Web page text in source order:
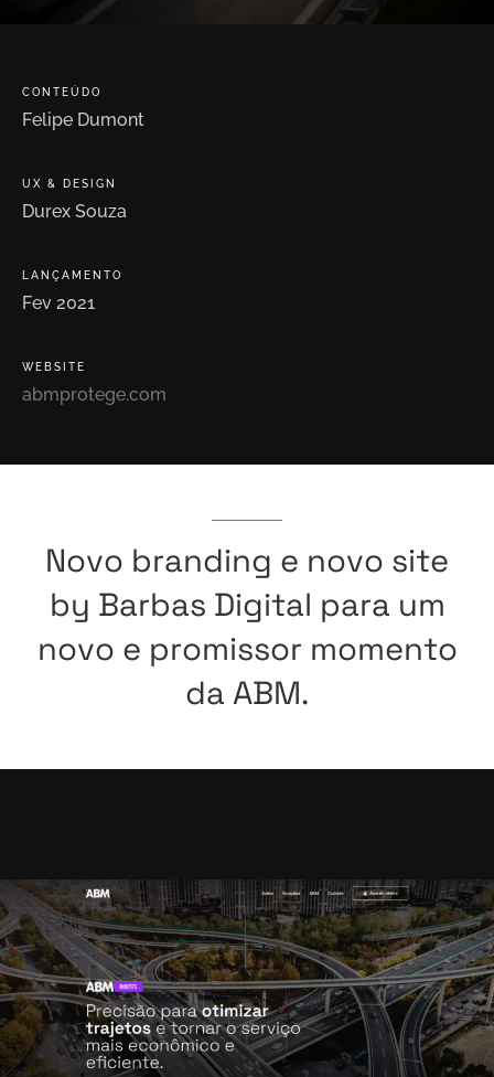
CONTEÚDO
Felipe Dumont
UX & DESIGN
Durex Souza
LANÇAMENTO
Fev 2021
WEBSITE
abmprotege.com
Novo branding e novo site
by Barbas Digital para um
novo e promissor momento
da ABM.